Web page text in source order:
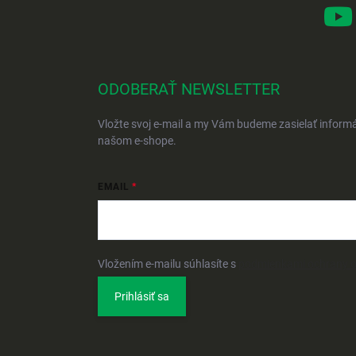
ODOBERAŤ NEWSLETTER
Vložte svoj e-mail a my Vám budeme zasielať
našom e-shope.
EMAIL
Vložením e-mailu súhlasíte s
Prihlásiť sa